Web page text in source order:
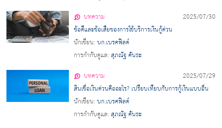
บทความ
2025/07/30
ข้อดีและข้อเสียของการใช้บริการเงินกู้ด่วน
นักเขียน:บก.เบรคฟิลด์
การกำกับดูแล:สุภณัฐ คันธะ
บทความ
2025/07/29
สินเชื่อเงินด่วนคืออะไร? เปรียบเทียบกับการกู้เงินแบบอื่น
นักเขียน:บก.เบรคฟิลด์
การกำกับดูแล:สุภณัฐ คันธะ